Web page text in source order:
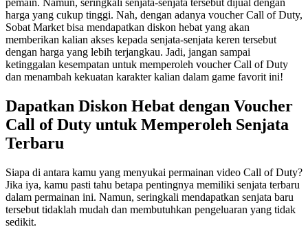
pemain. Namun, seringkali senjata-senjata tersebut dijual dengan
harga yang cukup tinggi. Nah, dengan adanya voucher Call of Duty,
Sobat Market bisa mendapatkan diskon hebat yang akan
memberikan kalian akses kepada senjata-senjata keren tersebut
dengan harga yang lebih terjangkau. Jadi, jangan sampai
ketinggalan kesempatan untuk memperoleh voucher Call of Duty
dan menambah kekuatan karakter kalian dalam game favorit ini!
Dapatkan Diskon Hebat dengan Voucher
Call of Duty untuk Memperoleh Senjata
Terbaru
Siapa di antara kamu yang menyukai permainan video Call of Duty?
Jika iya, kamu pasti tahu betapa pentingnya memiliki senjata terbaru
dalam permainan ini. Namun, seringkali mendapatkan senjata baru
tersebut tidaklah mudah dan membutuhkan pengeluaran yang tidak
sedikit.